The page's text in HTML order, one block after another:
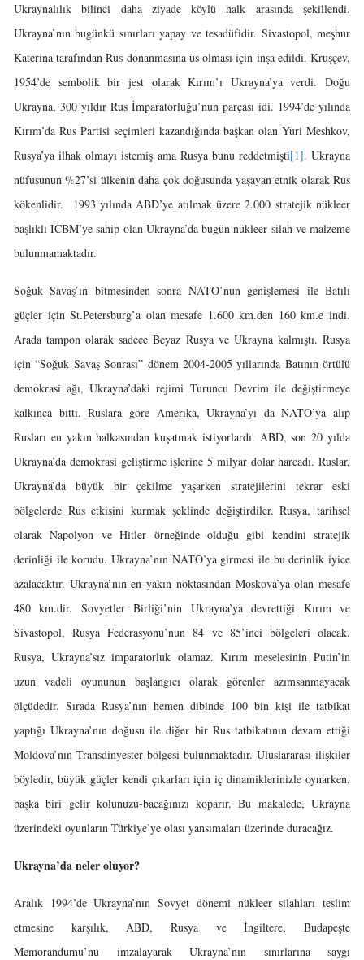
Ukraynalılık bilinci daha ziyade köylü halk arasında şekillendi.
Ukrayna’nın bugünkü sınırları yapay ve tesadüfidir. Sivastopol, meşhur
Katerina tarafından Rus donanmasına üs olması için inşa edildi. Kruşçev,
1954’de sembolik bir jest olarak Kırım’ı Ukrayna’ya verdi. Doğu
Ukrayna, 300 yıldır Rus İmparatorluğu’nun parçası idi. 1994’de yılında
Kırım’da Rus Partisi seçimleri kazandığında başkan olan Yuri Meshkov,
Rusya’ya ilhak olmayı istemiş ama Rusya bunu reddetmişti[1]. Ukrayna
nüfusunun %27’si ülkenin daha çok doğusunda yaşayan etnik olarak Rus
kökenlidir. 1993 yılında ABD’ye atılmak üzere 2.000 stratejik nükleer
başlıklı ICBM’ye sahip olan Ukrayna’da bugün nükleer silah ve malzeme
bulunmamaktadır.
Soğuk Savaş’ın bitmesinden sonra NATO’nun genişlemesi ile Batılı
güçler için St.Petersburg’a olan mesafe 1.600 km.den 160 km.e indi.
Arada tampon olarak sadece Beyaz Rusya ve Ukrayna kalmıştı. Rusya
için “Soğuk Savaş Sonrası” dönem 2004-2005 yıllarında Batının örtülü
demokrasi ağı, Ukrayna’daki rejimi Turuncu Devrim ile değiştirmeye
kalkınca bitti. Ruslara göre Amerika, Ukrayna’yı da NATO’ya alıp
Rusları en yakın halkasından kuşatmak istiyorlardı. ABD, son 20 yılda
Ukrayna’da demokrasi geliştirme işlerine 5 milyar dolar harcadı. Ruslar,
Ukrayna’da büyük bir çekilme yaşarken stratejilerini tekrar eski
bölgelerde Rus etkisini kurmak şeklinde değiştirdiler. Rusya, tarihsel
olarak Napolyon ve Hitler örneğinde olduğu gibi kendini stratejik
derinliği ile korudu. Ukrayna’nın NATO’ya girmesi ile bu derinlik iyice
azalacaktır. Ukrayna’nın en yakın noktasından Moskova’ya olan mesafe
480 km.dir. Sovyetler Birliği’nin Ukrayna’ya devrettiği Kırım ve
Sivastopol, Rusya Federasyonu’nun 84 ve 85’inci bölgeleri olacak.
Rusya, Ukrayna’sız imparatorluk olamaz. Kırım meselesinin Putin’in
uzun vadeli oyununun başlangıcı olarak görenler azımsanmayacak
ölçüdedir. Sırada Rusya’nın hemen dibinde 100 bin kişi ile tatbikat
yaptığı Ukrayna’nın doğusu ile diğer bir Rus tatbikatının devam ettiği
Moldova’nın Transdinyester bölgesi bulunmaktadır. Uluslararası ilişkiler
böyledir, büyük güçler kendi çıkarları için iç dinamiklerinizle oynarken,
başka biri gelir kolunuzu-bacağınızı koparır. Bu makalede, Ukrayna
üzerindeki oyunların Türkiye’ye olası yansımaları üzerinde duracağız.
Ukrayna’da neler oluyor?
Aralık 1994’de Ukrayna’nın Sovyet dönemi nükleer silahları teslim
etmesine karşılık, ABD, Rusya ve İngiltere, Budapeşte
Memorandumu’nu imzalayarak Ukrayna’nın sınırlarına saygı